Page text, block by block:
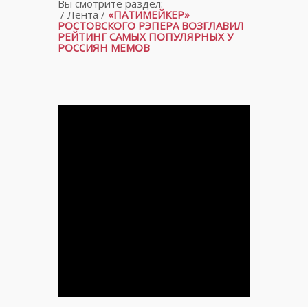
Вы смотрите раздел:
/ Лента/ «ПАТИМЕЙКЕР»
РОСТОВСКОГО РЭПЕРА ВОЗГЛАВИЛ
РЕЙТИНГ САМЫХ ПОПУЛЯРНЫХ У
РОССИЯН МЕМОВ